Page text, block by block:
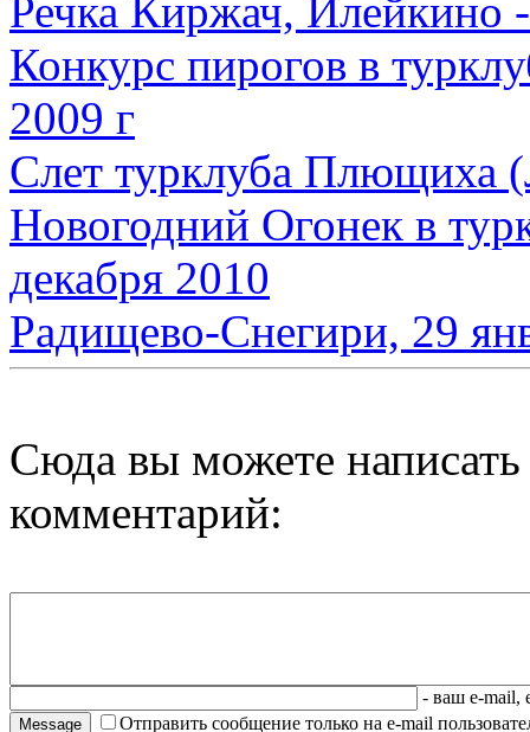
Речка Киржач, Илейкино
Конкурс пирогов в
2009 г
Слет турклуба Плющиха
Новогодний Огонек в
декабря 2010
Радищево-Снегири, 29
Сюда вы можете
комментарий:
- ваш e-mail,
Отправить сообщение только на e-mail